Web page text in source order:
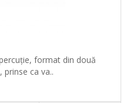
format din două
ca va..